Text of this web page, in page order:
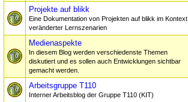
Projekte auf blikk
Eine Dokumentation von Projekten auf blikk im Kontext
veränderter Lernszenarien
Medienaspekte
In diesem Blog werden verschiedenste Themen
diskutiert und es sollen auch Entwicklungen sichtbar
gemacht werden.
Arbeitsgruppe T110
Interner Arbeitsblog der Gruppe T110 (KIT)